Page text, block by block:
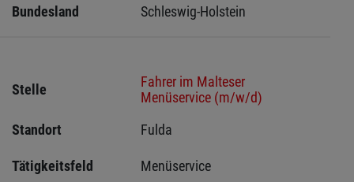
Bundesland Schleswig-Holstein
Stelle
Fahrer im Malteser
Menüservice (m/w/d)
Standort
Fulda
Tätigkeitsfeld Menüservice